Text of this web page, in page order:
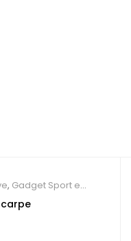
, Gadget Sport e